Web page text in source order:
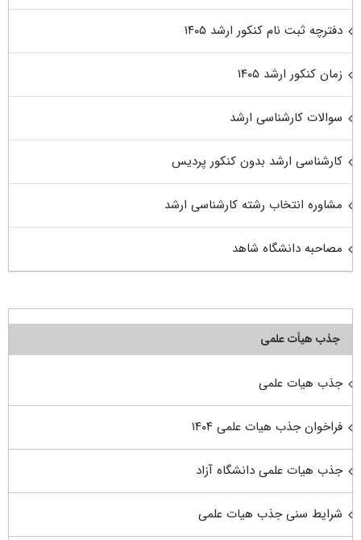
دفترچه ثبت نام کنکور ارشد ۱۴۰۵
زمان کنکور ارشد ۱۴۰۵
سوالات کارشناسی ارشد
کارشناسی ارشد بدون کنکور پردیس
مشاوره انتخاب رشته کارشناسی ارشد
مصاحبه دانشگاه شاهد
جذب هیأت علمی
جذب هیات علمی
فراخوان جذب هیات علمی ۱۴۰۴
جذب هیات علمی دانشگاه آزاد
شرایط سنی جذب هیات علمی